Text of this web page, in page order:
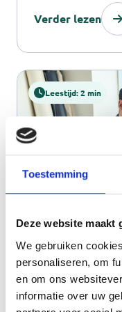
Toestemming
Deze website maakt
We gebruiken
personaliseren, om
en om ons
informatie over uw
van
overleg besluit
Verder lezen
Leestijd: 2 min
Mantelzorg
Eén op de vier
mantelzorger. Eén op de drie in